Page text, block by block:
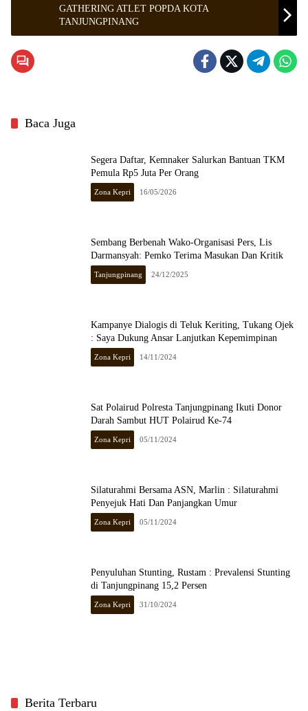
GATHERING ATLET POPDA KOTA
TANJUNGPINANG
Baca Juga
Segera Daftar, Kemnaker Salurkan Bantuan TKM
Pemula Rp5 Juta Per Orang
Zona Kepri 16/05/2026
Sembang Berbenah Wako-Organisasi Pers, Lis
Darmansyah: Pemko Terima Masukan Dan Kritik
Tanjungpinang 24/12/2025
Kampanye Dialogis di Teluk Keriting, Tukang Ojek
: Saya Dukung Ansar Lanjutkan Kepemimpinan
Zona Kepri 14/11/2024
Sat Polairud Polresta Tanjungpinang Ikuti Donor
Darah Sambut HUT Polairud Ke-74
Zona Kepri 05/11/2024
Silaturahmi Bersama ASN, Marlin : Silaturahmi
Penyejuk Hati Dan Panjangkan Umur
Zona Kepri 05/11/2024
Penyuluhan Stunting, Rustam : Prevalensi Stunting
di Tanjungpinang 15,2 Persen
Zona Kepri 31/10/2024
Berita Terbaru